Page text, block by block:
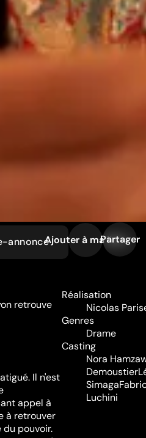
annonceAjouter à ma liste
Partager
retrouve
Il n'est
appel à
à retrouver
pouvoir.
Réalisation
Nicolas
Genres
Drame
Casting
Nora
Demoustier
Simaga
Luchini